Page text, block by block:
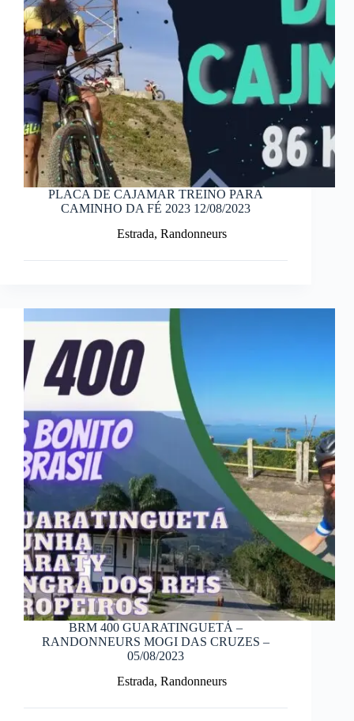
PLACA DE CAJAMAR TREINO PARA
CAMINHO DA FÉ 2023 12/08/2023
Estrada, Randonneurs
BRM 400 GUARATINGUETÁ –
RANDONNEURS MOGI DAS CRUZES –
05/08/2023
Estrada, Randonneurs